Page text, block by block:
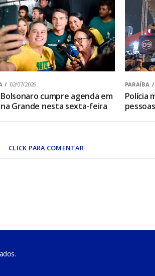
02/07/2026
cumpre agenda em
Grande nesta sexta-feira
PARAÍBA
Polícia
CLICK PARA COMENTAR